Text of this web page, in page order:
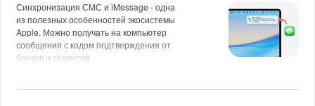
Синхронизация СМС и iMessage - одна
из полезных особенностей экосистемы
Apple. Можно получать на компьютер
сообщения с кодом подтверждения от
банков и сервисов